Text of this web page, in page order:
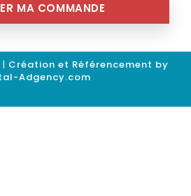
MA COMMANDE
| Création et Référencement by
Adgency.com